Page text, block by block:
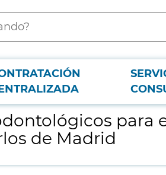
Cirugía Maxilofacial del Hospital Clínico San
para
de Madrid